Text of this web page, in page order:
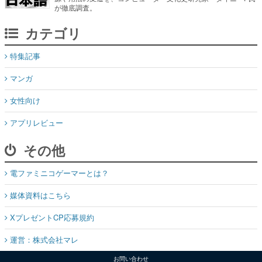
が徹底調査。
カテゴリ
特集記事
マンガ
女性向け
アプリレビュー
その他
電ファミニコゲーマーとは？
媒体資料はこちら
XプレゼントCP応募規約
運営：株式会社マレ
お問い合わせ